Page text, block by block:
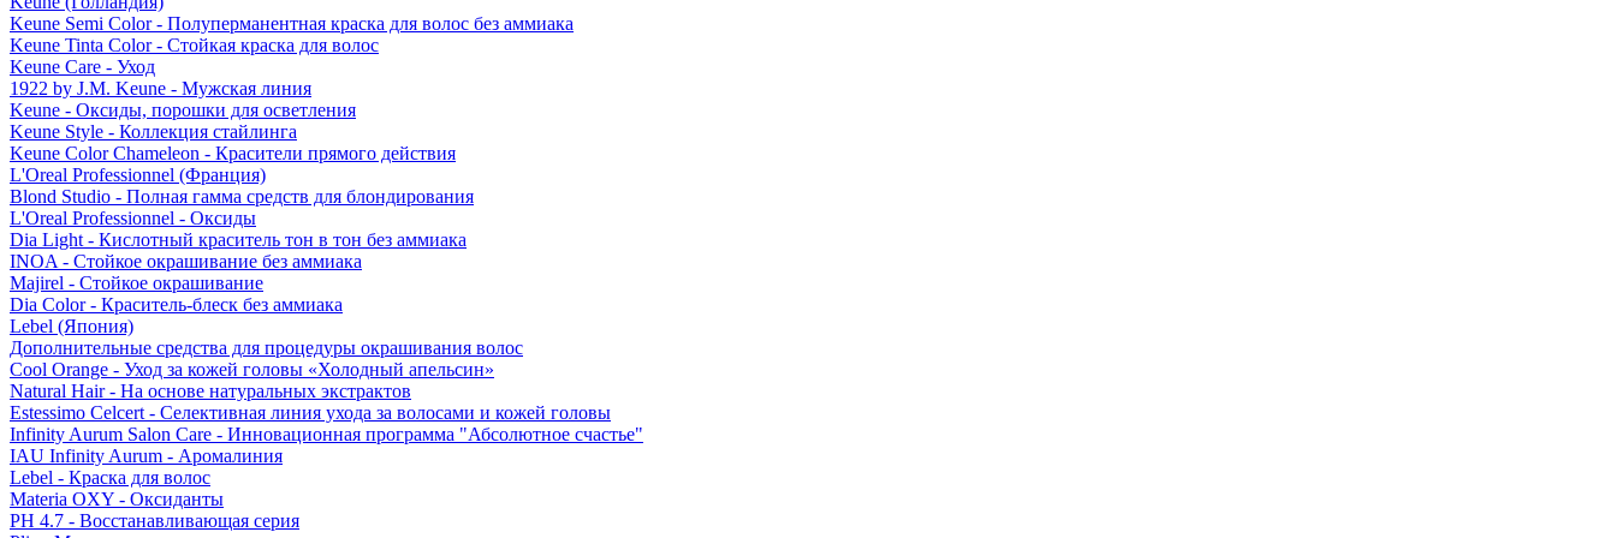
Keune Semi Color - Полуперманентная краска для волос без аммиака
Keune Tinta Color - Стойкая краска для волос
Keune Care - Уход
1922 by J.M. Keune - Мужская линия
Keune - Оксиды, порошки для осветления
Keune Style - Коллекция стайлинга
Keune Color Chameleon - Красители прямого действия
L'Oreal Professionnel (Франция)
Blond Studio - Полная гамма средств для блондирования
L'Oreal Professionnel - Оксиды
Dia Light - Кислотный краситель тон в тон без аммиака
INOA - Стойкое окрашивание без аммиака
Majirel - Стойкое окрашивание
Dia Color - Краситель-блеск без аммиака
Lebel (Япония)
Дополнительные средства для процедуры окрашивания волос
Cool Orange - Уход за кожей головы «Холодный апельсин»
Natural Hair - На основе натуральных экстрактов
Estessimo Celcert - Селективная линия ухода за волосами и кожей головы
Infinity Aurum Salon Care - Инновационная программа "Абсолютное счастье"
IAU Infinity Aurum - Аромалиния
Lebel - Краска для волос
Materia OXY - Оксиданты
PH 4.7 - Восстанавливающая серия